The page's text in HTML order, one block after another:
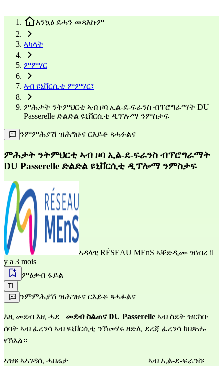
እንኳዕ ደሓን መጻእኩም
ኣካላት
ምምሃር
ኣብ ዩኒቨርሲቲ ምምሃር፣
ምሕታት ንትምህርቲ ኣብ ዞባ ኢል-ደ-ፍራንስ ብፕሮግራማት DU
Passerelle ድልድል ዩኒቨርሲቲ ዲፕሎማ ንምስታፍ
ንምምሕያሽ ዝሕግዙና ርእይቶ ጸሓፉልና
ምሕታት ንትምህርቲ ኣብ ዞባ ኢል-ደ-ፍራንስ ብፕሮግራማት
DU Passerelle ድልድል ዩኒቨርሲቲ ዲፕሎማ ንምስታፍ
ኣዳላዊ RÉSEAU MEnS ኣቐድዲሙ ዝነበረ il
y a 3 mois
ምዕቃብ ፋይል
TI
ንምምሕያሽ ዝሕግዙና ርእይቶ ጸሓፉልና
እዚ መደብ እዚ ሓደ መደብ ስልጠና DU Passerelle ኣብ ስደት ዝርከቡ
ሰባት ኣብ ፈረንሳ ኣብ ዩኒቨርሲቲ ንኽመሃሩ ዘድሊ ደረጃ ፈረንሳ ክበጽሑ
የኽእል።
ኣዝዩ ኣኣገዳሲ ሓበሬታ                                        ኣብ ኢል-ደ-ፍራንስ፡